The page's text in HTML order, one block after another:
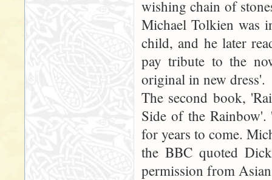
wishing chain of
Michael Tolkien was
child, and he later
pay tribute to the
original in new dress'.
The second book,
Side of the
for years to come.
the BBC quoted
permission from